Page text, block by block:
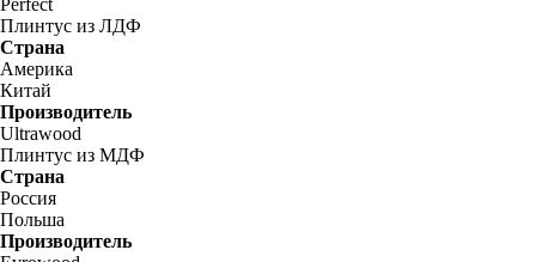
Perfect
Плинтус из ЛДФ
Страна
Америка
Китай
Производитель
Ultrawood
Плинтус из МДФ
Страна
Россия
Польша
Производитель